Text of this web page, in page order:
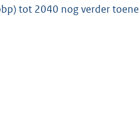
tot 2040 nog verder